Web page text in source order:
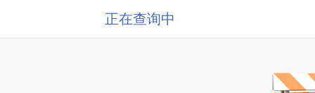
正在查询中